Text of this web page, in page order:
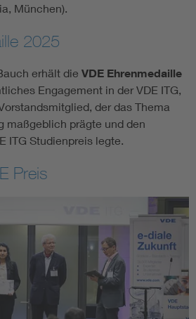
München).
2025
erhält die VDE Ehrenmedaille
Engagement in der VDE ITG,
der das Thema
maßgeblich prägte und den
ITG Studienpreis legte.
Preis